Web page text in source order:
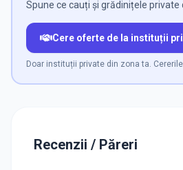
Spune ce cauți și grădinițele
Cere oferte de la instituții
Doar instituții private din zona ta.
Recenzii / Păreri